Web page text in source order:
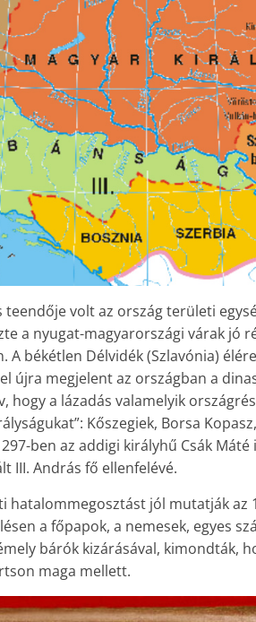
teendője volt az ország területi
a nyugat-magyarországi várak jó
A békétlen Délvidék (Szlavónia)
újra megjelent az országban a
hogy a lázadás valamelyik
Kőszegiek, Borsa
ben az addigi királyhű Csák
III. András fő ellenfelévé.
hatalommegosztást jól mutatják az
a főpapok, a nemesek, egyes
bárók kizárásával, kimondták,
maga mellett.